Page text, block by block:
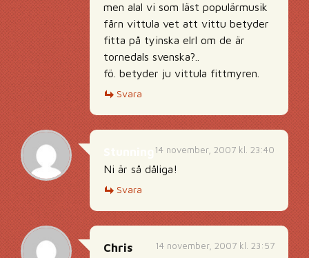
men alal vi som läst populärmusik
fårn vittula vet att vittu betyder
fitta på tyinska elrl om de är
tornedals svenska?..
fö. betyder ju vittula fittmyren.
Svara
14 november, 2007 kl. 23:40
Ni är så dåliga!
Svara
14 november, 2007 kl. 23:57
Chris